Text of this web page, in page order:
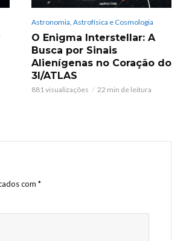
Astronomia, Astrofísica e Cosmologia
O Enigma Interstellar: A
Busca por Sinais
Alienígenas no Coração do
3I/ATLAS
881 visualizações 22 min de leitura
com *